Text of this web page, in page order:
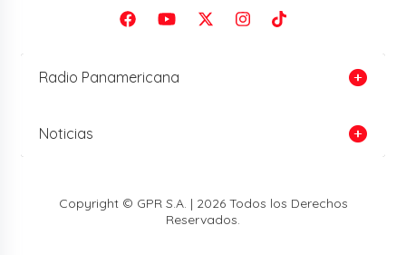
Radio Panamericana
Noticias
Copyright © GPR S.A. | 2026 Todos los Derechos
Reservados.